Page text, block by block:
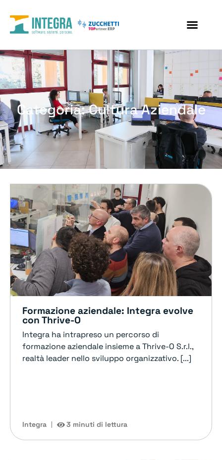
Categoria: Cultura Aziendale
Formazione aziendale: Integra evolve
con Thrive-O
Integra ha intrapreso un percorso di
formazione aziendale insieme a Thrive-O S.r.l.,
realtà leader nello sviluppo organizzativo. [...]
Integra 3 minuti di lettura